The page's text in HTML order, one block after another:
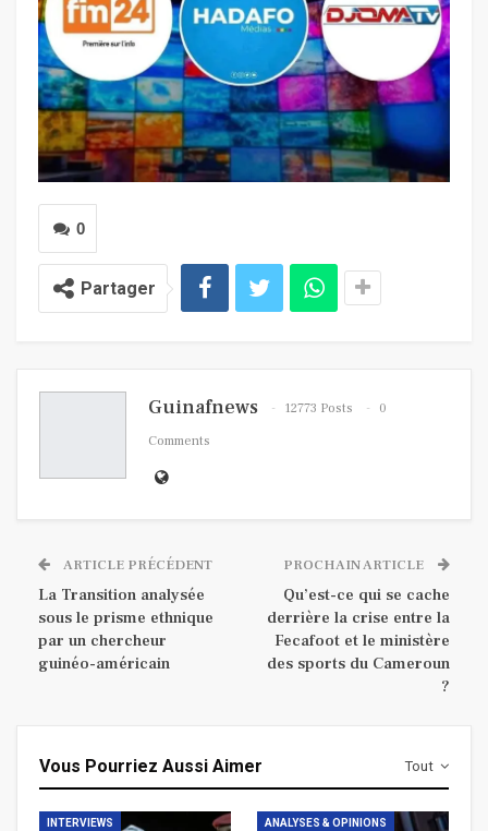
0
Partager
Guinafnews 12773 Posts
0
Comments
ARTICLE PRÉCÉDENT
La Transition analysée
sous le prisme ethnique
par un chercheur
guinéo-américain
PROCHAIN ARTICLE
Qu’est-ce qui se cache
derrière la crise entre la
Fecafoot et le ministère
des sports du Cameroun
?
Tout
Vous Pourriez Aussi Aimer
INTERVIEWS ANALYSES & OPINIONS